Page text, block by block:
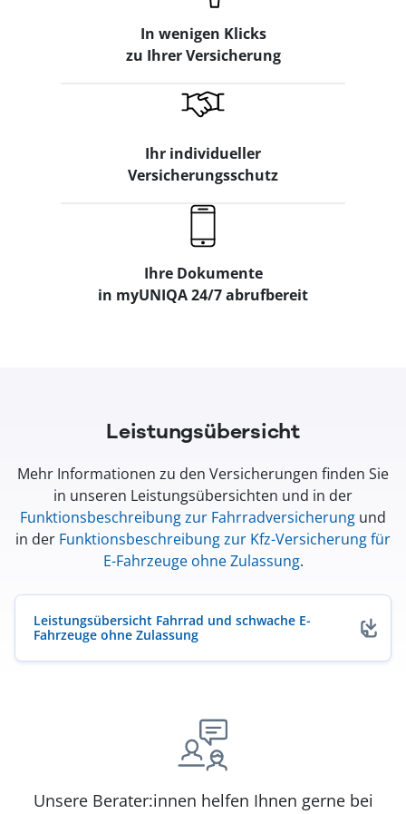
In wenigen Klicks
zu Ihrer Versicherung
Ihr individueller
Versicherungsschutz
Ihre Dokumente
in myUNIQA 24/7 abrufbereit
Leistungsübersicht
Mehr Informationen zu den Versicherungen finden Sie
in unseren Leistungsübersichten und in der
Funktionsbeschreibung zur Fahrradversicherung und
in der Funktionsbeschreibung zur Kfz-Versicherung für
E-Fahrzeuge ohne Zulassung.
Leistungsübersicht Fahrrad und schwache E-
Fahrzeuge ohne Zulassung
(öffnet in neuem Fenster)
Unsere Berater:innen helfen Ihnen gerne bei